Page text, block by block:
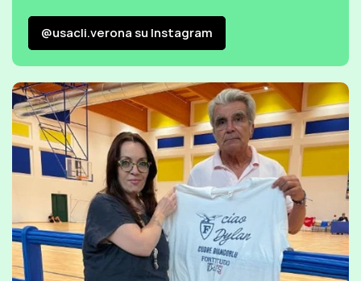
@usacli.verona su Instagram
@usacli.verona su Instagram